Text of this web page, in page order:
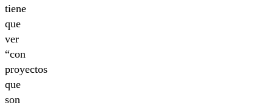
tiene
que
ver
“con
proyectos
que
son